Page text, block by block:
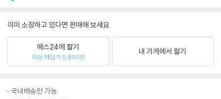
이미 소장하고 있다면 판매해 보세요.
예스24에 팔기
최상 매입가 5,800원
내 가게에서 팔기
국내배송만 가능